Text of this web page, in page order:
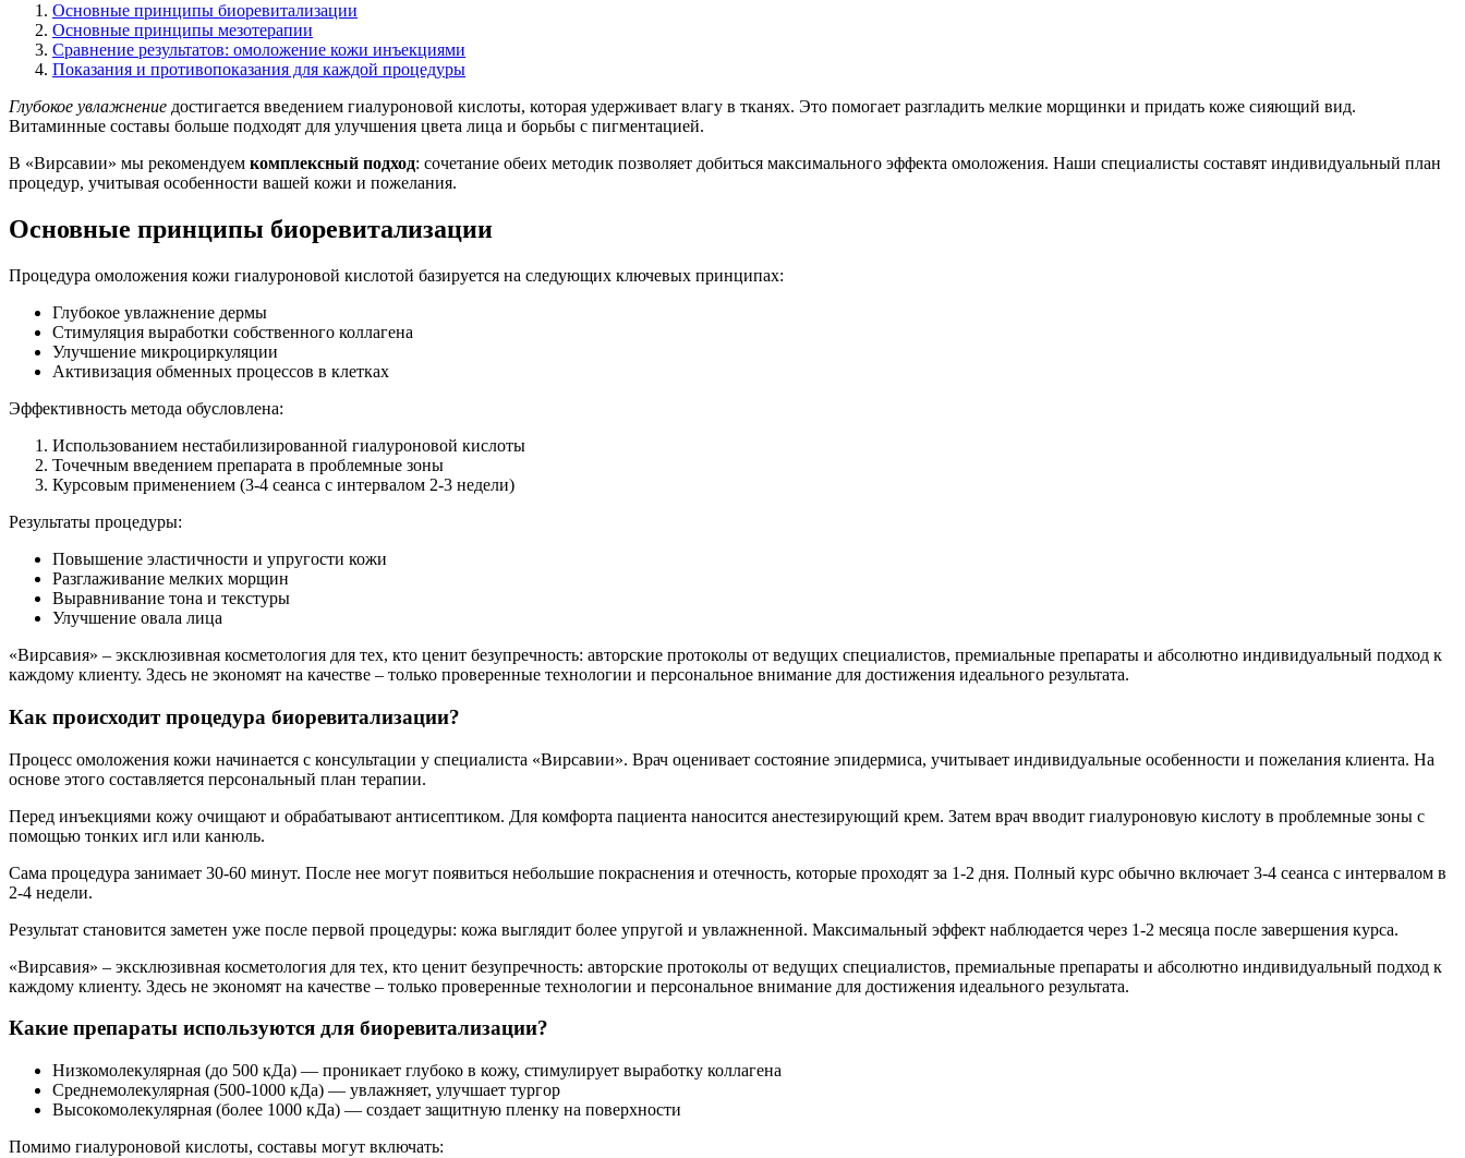
Основные принципы биоревитализации
Основные принципы мезотерапии
Сравнение результатов: омоложение кожи инъекциями
Показания и противопоказания для каждой процедуры
Глубокое увлажнение достигается введением гиалуроновой кислоты, которая удерживает влагу в тканях. Это помогает разгладить мелкие морщинки и придать коже сияющий вид.
Витаминные составы больше подходят для улучшения цвета лица и борьбы с пигментацией.
В «Вирсавии» мы рекомендуем комплексный подход: сочетание обеих методик позволяет добиться максимального эффекта омоложения. Наши специалисты составят индивидуальный план
процедур, учитывая особенности вашей кожи и пожелания.
Основные принципы биоревитализации
Процедура омоложения кожи гиалуроновой кислотой базируется на следующих ключевых принципах:
Глубокое увлажнение дермы
Стимуляция выработки собственного коллагена
Улучшение микроциркуляции
Активизация обменных процессов в клетках
Эффективность метода обусловлена:
Использованием нестабилизированной гиалуроновой кислоты
Точечным введением препарата в проблемные зоны
Курсовым применением (3-4 сеанса с интервалом 2-3 недели)
Результаты процедуры:
Повышение эластичности и упругости кожи
Разглаживание мелких морщин
Выравнивание тона и текстуры
Улучшение овала лица
«Вирсавия» – эксклюзивная косметология для тех, кто ценит безупречность: авторские протоколы от ведущих специалистов, премиальные препараты и абсолютно индивидуальный подход к
каждому клиенту. Здесь не экономят на качестве – только проверенные технологии и персональное внимание для достижения идеального результата.
Как происходит процедура биоревитализации?
Процесс омоложения кожи начинается с консультации у специалиста «Вирсавии». Врач оценивает состояние эпидермиса, учитывает индивидуальные особенности и пожелания клиента. На
основе этого составляется персональный план терапии.
Перед инъекциями кожу очищают и обрабатывают антисептиком. Для комфорта пациента наносится анестезирующий крем. Затем врач вводит гиалуроновую кислоту в проблемные зоны с
помощью тонких игл или канюль.
Сама процедура занимает 30-60 минут. После нее могут появиться небольшие покраснения и отечность, которые проходят за 1-2 дня. Полный курс обычно включает 3-4 сеанса с интервалом в
2-4 недели.
Результат становится заметен уже после первой процедуры: кожа выглядит более упругой и увлажненной. Максимальный эффект наблюдается через 1-2 месяца после завершения курса.
«Вирсавия» – эксклюзивная косметология для тех, кто ценит безупречность: авторские протоколы от ведущих специалистов, премиальные препараты и абсолютно индивидуальный подход к
каждому клиенту. Здесь не экономят на качестве – только проверенные технологии и персональное внимание для достижения идеального результата.
Какие препараты используются для биоревитализации?
Низкомолекулярная (до 500 кДа) — проникает глубоко в кожу, стимулирует выработку коллагена
Среднемолекулярная (500-1000 кДа) — увлажняет, улучшает тургор
Высокомолекулярная (более 1000 кДа) — создает защитную пленку на поверхности
Помимо гиалуроновой кислоты, составы могут включать: